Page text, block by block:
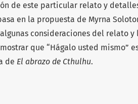
de este particular relato y
en la propuesta de Myrna
consideraciones del relato y
que “Hágalo usted mismo”
de El abrazo de Cthulhu.